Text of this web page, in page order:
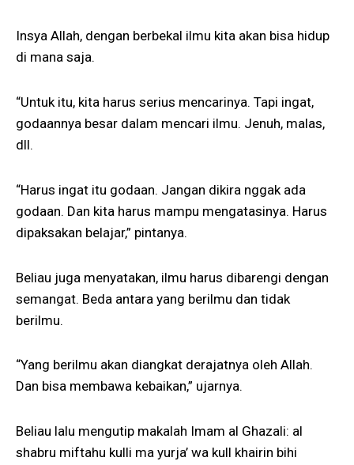
Insya Allah, dengan berbekal ilmu kita akan bisa hidup
di mana saja.
“Untuk itu, kita harus serius mencarinya. Tapi ingat,
godaannya besar dalam mencari ilmu. Jenuh, malas,
dll.
“Harus ingat itu godaan. Jangan dikira nggak ada
godaan. Dan kita harus mampu mengatasinya. Harus
dipaksakan belajar,” pintanya.
Beliau juga menyatakan, ilmu harus dibarengi dengan
semangat. Beda antara yang berilmu dan tidak
berilmu.
“Yang berilmu akan diangkat derajatnya oleh Allah.
Dan bisa membawa kebaikan,” ujarnya.
Beliau lalu mengutip makalah Imam al Ghazali: al
shabru miftahu kulli ma yurja’ wa kull khairin bihi